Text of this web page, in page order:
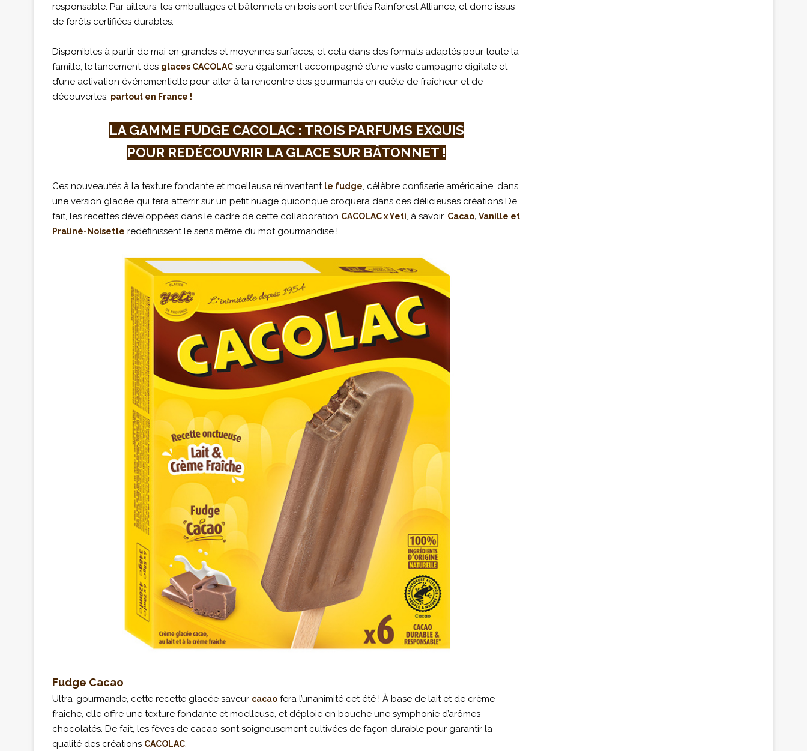
responsable. Par ailleurs, les emballages et bâtonnets en bois sont certifiés Rainforest Alliance, et donc issus
de forêts certifiées durables.
Disponibles à partir de mai en grandes et moyennes surfaces, et cela dans des formats adaptés pour toute la
famille, le lancement des glaces CACOLAC sera également accompagné d’une vaste campagne digitale et
d’une activation événementielle pour aller à la rencontre des gourmands en quête de fraîcheur et de
découvertes, partout en France !
LA GAMME FUDGE CACOLAC : TROIS PARFUMS EXQUIS
POUR REDÉCOUVRIR LA GLACE SUR BÂTONNET !
Ces nouveautés à la texture fondante et moelleuse réinventent le fudge, célèbre confiserie américaine, dans
une version glacée qui fera atterrir sur un petit nuage quiconque croquera dans ces délicieuses créations De
fait, les recettes développées dans le cadre de cette collaboration CACOLAC x Yeti, à savoir, Cacao, Vanille et
Praliné-Noisette redéfinissent le sens même du mot gourmandise !
Fudge Cacao
Ultra-gourmande, cette recette glacée saveur cacao fera l’unanimité cet été ! À base de lait et de crème
fraiche, elle offre une texture fondante et moelleuse, et déploie en bouche une symphonie d’arômes
chocolatés. De fait, les fèves de cacao sont soigneusement cultivées de façon durable pour garantir la
qualité des créations CACOLAC